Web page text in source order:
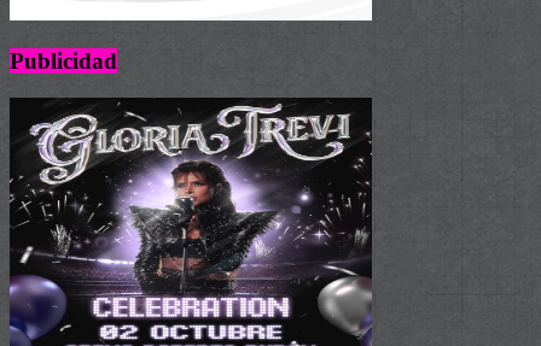
Publicidad